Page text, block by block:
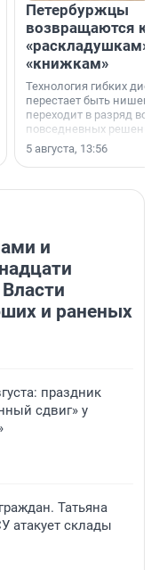
Петербуржцы
возвращаются к
«раскладушкам»
«книжкам»
Технология гибких
перестает быть
переходит в разряд
повседневных
5 августа, 13:56
и
и раненых
праздник
сдвиг» у
Татьяна
атакует склады